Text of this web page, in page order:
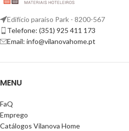
Edifício paraíso Park - 8200-567
Telefone: (351) 925 411 173
Email: info@vilanovahome.pt
MENU
FaQ
Emprego
Catálogos Vilanova Home